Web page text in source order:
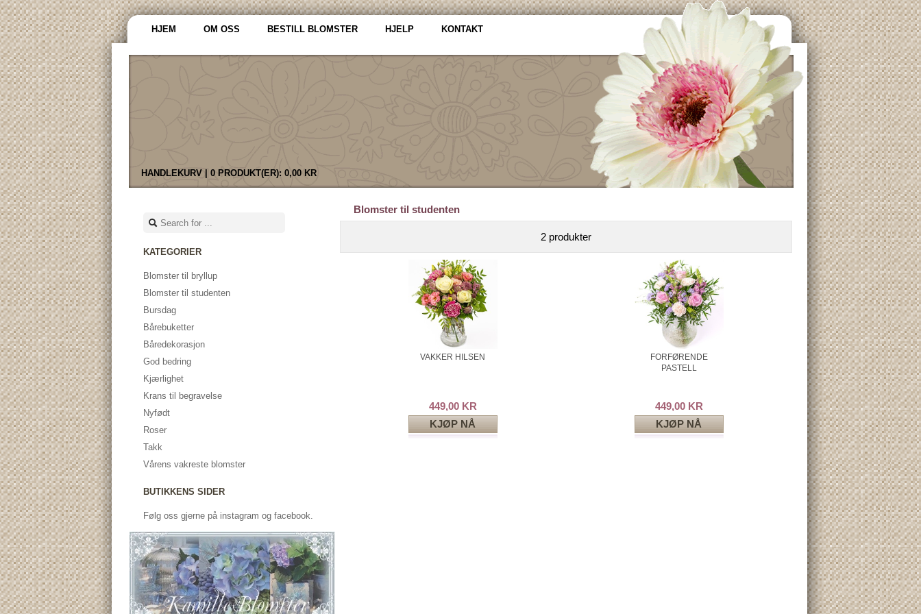
HJEM OM OSS BESTILL BLOMSTER HJELP KONTAKT
HANDLEKURV | 0 PRODUKT(ER): 0,00 KR
KATEGORIER
Blomster til bryllup
Blomster til studenten
Bursdag
Bårebuketter
Båredekorasjon
God bedring
Kjærlighet
Krans til begravelse
Nyfødt
Roser
Takk
Vårens vakreste blomster
BUTIKKENS SIDER
Følg oss gjerne på instagram og facebook.
Blomster til studenten
2 produkter
VAKKER HILSEN
449,00 KR
KJØP NÅ
FORFØRENDE
PASTELL
449,00 KR
KJØP NÅ